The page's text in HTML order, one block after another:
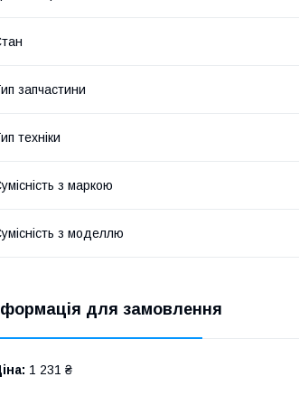
запчастини
техніки
з маркою
з моделлю
для замовлення
1 231 ₴